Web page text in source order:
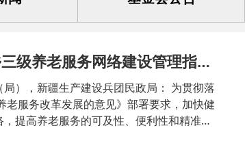
民政部关于印发《城乡三级养老服务网络建设管理指引》的通知
新疆生产建设兵团民政局： 为贯彻落
老服务改革发展的意见》部署要求，加快健
提高养老服务的可及性、便利性和精准